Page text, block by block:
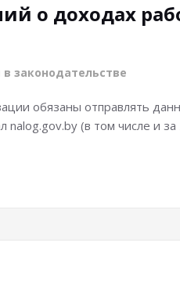
о доходах
законодательстве
обязаны отправлять
nalog.gov.by (в том числе и